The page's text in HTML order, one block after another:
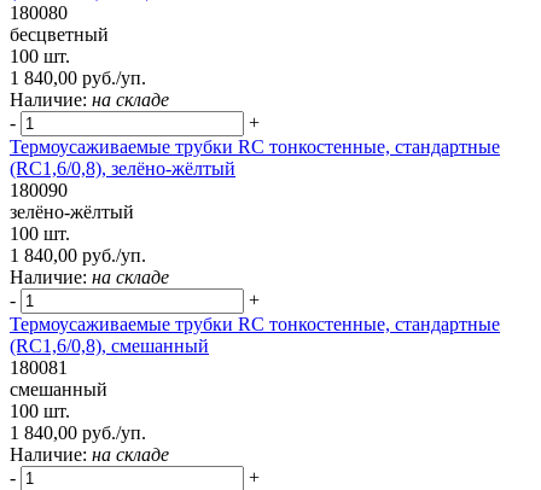
180080
бесцветный
100 шт.
1 840,00 руб./уп.
Наличие: на складе
-
+
Термоусаживаемые трубки RC тонкостенные, стандартные
(RC1,6/0,8), зелёно-жёлтый
180090
зелёно-жёлтый
100 шт.
1 840,00 руб./уп.
Наличие: на складе
-
+
Термоусаживаемые трубки RC тонкостенные, стандартные
(RC1,6/0,8), смешанный
180081
смешанный
100 шт.
1 840,00 руб./уп.
Наличие: на складе
-
+